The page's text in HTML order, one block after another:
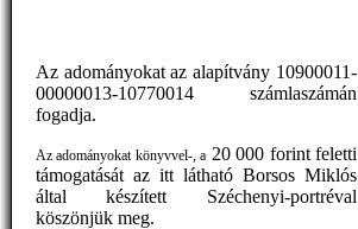
Az adományokat az alapítvány 10900011-
00000013-10770014 számlaszámán
fogadja.
Az adományokat könyvvel-, a 20 000 forint feletti
támogatását az itt látható Borsos Miklós
által készített Széchenyi-portréval
köszönjük meg.